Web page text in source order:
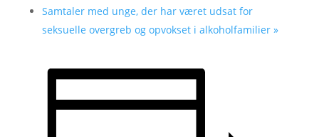
Samtaler med unge, der har været udsat for
seksuelle overgreb og opvokset i alkoholfamilier »